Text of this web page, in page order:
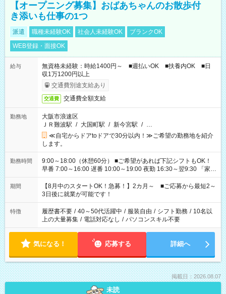
【オープニング募集】おばあちゃんのお散歩付
き添いも仕事の1つ
派遣 職種未経験OK 社会人未経験OK
ブランクOK
WEB登録・面接OK
給与
無資格未経験：時給1400円～ ■週払いOK ■扶養内OK ■日
収1万1200円以上
交通費別途支給あり
交通費 交通費全額支給
勤務地
大阪市浪速区
ＪＲ難波駅 / 大国町駅 / 新今宮駅 / …
≪自宅からドアtoドアで30分以内！≫ご希望の勤務地を紹介
します。
勤務時間
9:00～18:00（休憩60分） ■ご希望があれば下記シフトもOK！
早番 7:00～16:00 遅番 10:00～19:00 夜勤 16:30～翌9:30 「家族
と休みを合わせたい」 「余裕を持って夕飯の準備がしたい」
「できれば残業はしたくない」 など、ご希望を教えてください
ね。 ※Wワーク希望の方へ 今ご覧のお仕事で希望する勤務時間
と、もう1つのお仕事の勤務時間。 合計で週40時間を超える場
合は応募できません。
期間
【8月中のスタートOK！急募！】2カ月～ ■ご応募から最短2～
3日後に就業が可能です！
特徴 履歴書不要 / 40～50代活躍中 / 服装自由 / シフト勤務 / 10名以
上の大量募集 / 電話対応なし / パソコンスキル不要
気になる！ 応募する 詳細へ
掲載日：2026.08.07
未読